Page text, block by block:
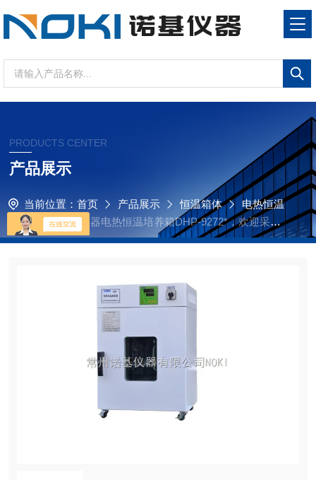
PRODUCTS CENTER
产品展示
当前位置： 首页 产品展示 恒温箱体
电热恒温
培养箱
诺基仪器电热恒温培养箱DHP-9272*，欢迎采购
咨询！